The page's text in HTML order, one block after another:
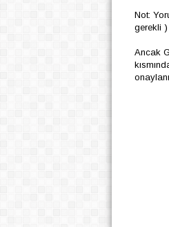
Not:
gerekli )
Ancak